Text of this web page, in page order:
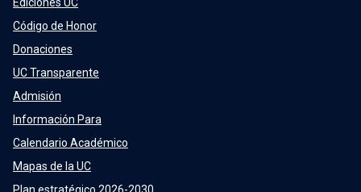
Código de Honor
Donaciones
UC Transparente
Admisión
Información Para
Calendario Académico
Mapas de la UC
Plan estratégico 2026-2030